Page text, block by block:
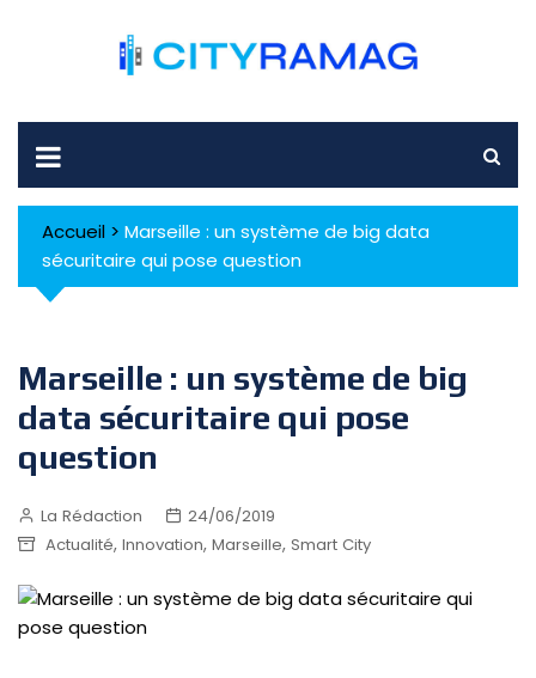
Accueil > Marseille : un système de big data
sécuritaire qui pose question
Marseille : un système de big
data sécuritaire qui pose
question
La Rédaction
24/06/2019
Actualité, Innovation, Marseille, Smart City